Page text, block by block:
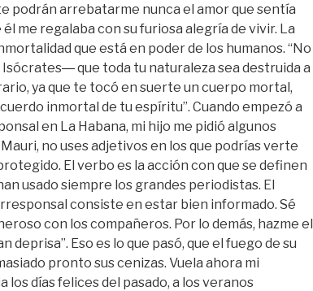
podrán arrebatarme nunca el amor que sentía
él me regalaba con su furiosa alegría de vivir. La
que está en poder de los humanos. “No
que toda tu naturaleza sea destruida a
ya que te tocó en suerte un cuerpo mortal,
inmortal de tu espíritu”. Cuando empezó a
en La Habana, mi hijo me pidió algunos
no uses adjetivos en los que podrías verte
El verbo es la acción con que se definen
usado siempre los grandes periodistas. El
consiste en estar bien informado. Sé
con los compañeros. Por lo demás, hazme el
deprisa”. Eso es lo que pasó, que el fuego de su
pronto sus cenizas. Vuela ahora mi
los días felices del pasado, a los veranos